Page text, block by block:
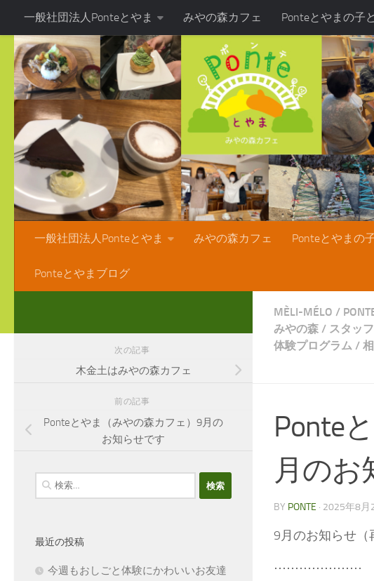
コンテンツへスキップ
一般社団法人Ponteとやま みやの森カフェ Ponteとやまの子
Ponteとやまブログ
一般社団法人Ponteとやま みやの森カフェ Ponteとやまの
Ponteとやまブログ
MÈLI-MÉLO /
みやの森 / スタッ
体験プログラム /
Ponte
月のお
BY PONTE · 2025年8月
9月のお知らせ（
⋯⋯⋯⋯⋯⋯⋯
次の記事
木金土はみやの森カフェ
前の記事
Ponteとやま（みやの森カフェ）9月の
お知らせです
検
索:
最近の投稿
今週もおしごと体験にかわいいお友達